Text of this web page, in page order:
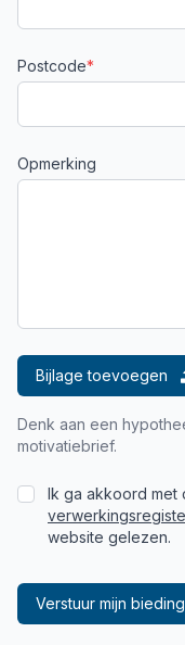
Postcode*
Opmerking
Bijlage toevoegen
Denk aan een
motivatiebrief.
Ik ga akkoord met
website gelezen.
Verstuur mijn bieding